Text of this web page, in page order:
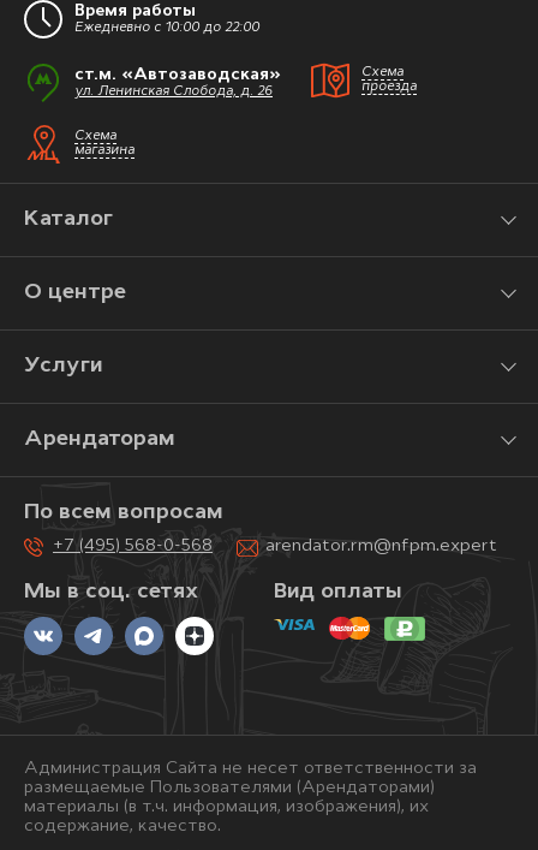
Время работы
Ежедневно с 10:00 до 22:00
ст.м. «Автозаводская»
ул. Ленинская Слобода, д. 26
Схема
проезда
Схема
магазина
Каталог
О центре
Услуги
Арендаторам
Мы в соц. сетях
По всем вопросам
+7 (495) 568-0-568 arendator.rm@nfpm.expert
Вид оплаты
Администрация Сайта не несет ответственности за
размещаемые Пользователями (Арендаторами)
материалы (в т.ч. информация, изображения), их
содержание, качество.